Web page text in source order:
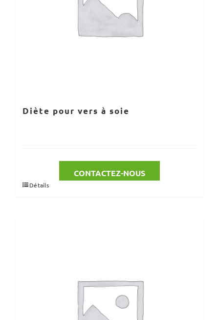
Diète pour vers à soie
CONTACTEZ-NOUS
Détails